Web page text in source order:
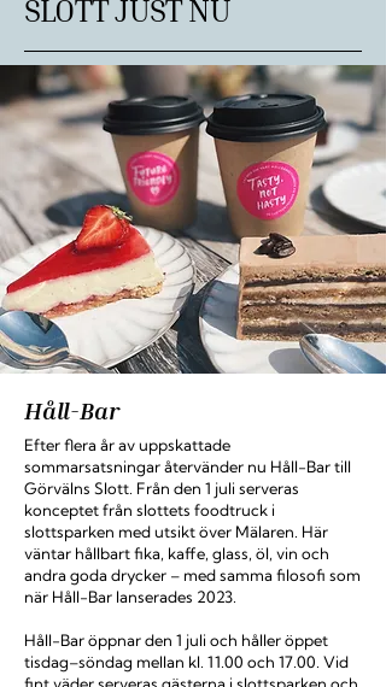
SLOTT JUST NU
Håll-Bar
Efter flera år av uppskattade
sommarsatsningar återvänder nu Håll-Bar till
Görvälns Slott. Från den 1 juli serveras
konceptet från slottets foodtruck i
slottsparken med utsikt över Mälaren. Här
väntar hållbart fika, kaffe, glass, öl, vin och
andra goda drycker – med samma filosofi som
när Håll-Bar lanserades 2023.
Håll-Bar öppnar den 1 juli och håller öppet
tisdag–söndag mellan kl. 11.00 och 17.00. Vid